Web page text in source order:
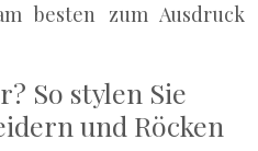
besten zum Ausdruck
So stylen Sie
und Röcken